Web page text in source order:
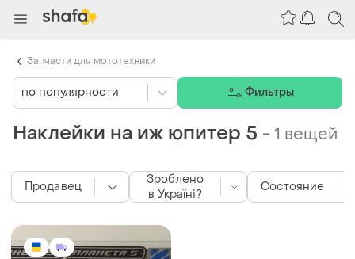
Наклейки на иж юпитер 5 -1 вещей
Продавец
Зроблено
в Україні?
Состояние
по популярности Фильтры
Запчасти для мототехники